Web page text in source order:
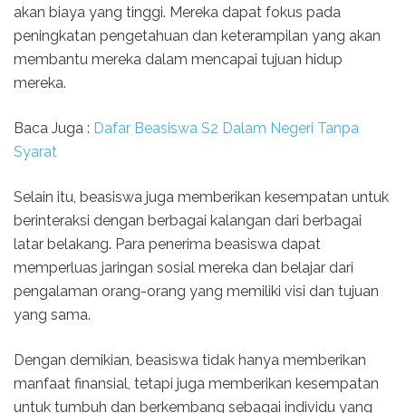
akan biaya yang tinggi. Mereka dapat fokus pada
peningkatan pengetahuan dan keterampilan yang akan
membantu mereka dalam mencapai tujuan hidup
mereka.
Baca Juga : Dafar Beasiswa S2 Dalam Negeri Tanpa
Syarat
Selain itu, beasiswa juga memberikan kesempatan untuk
berinteraksi dengan berbagai kalangan dari berbagai
latar belakang. Para penerima beasiswa dapat
memperluas jaringan sosial mereka dan belajar dari
pengalaman orang-orang yang memiliki visi dan tujuan
yang sama.
Dengan demikian, beasiswa tidak hanya memberikan
manfaat finansial, tetapi juga memberikan kesempatan
untuk tumbuh dan berkembang sebagai individu yang